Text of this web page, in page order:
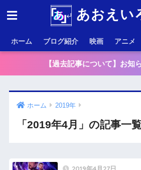
あおえい
ホーム ブログ紹介 映画 アニメ
【過去記事について】お知
ホーム 2019年
「2019年4月」の記事一
2019年4月27日